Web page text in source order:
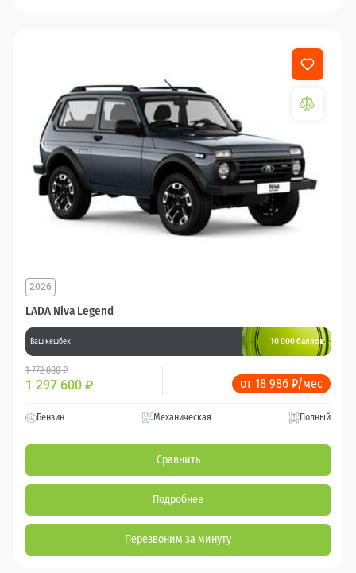
LADA Niva Legend
2026
Ваш кешбек 10 000 баллов
1 772 000 ₽
1 297 600 ₽ от 18 986 ₽/мес
Бензин Механическая Полный
Сравнить
Подробнее
Перезвоним за минуту